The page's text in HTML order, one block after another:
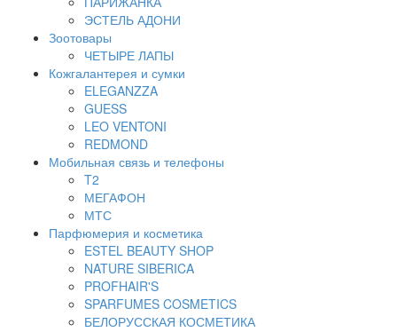
ЭСТЕЛЬ АДОНИ
Зоотовары
ЧЕТЫРЕ ЛАПЫ
Кожгалантерея и сумки
ELEGANZZA
GUESS
LEO VENTONI
REDMOND
Мобильная связь и телефоны
T2
МЕГАФОН
МТС
Парфюмерия и косметика
ESTEL BEAUTY SHOP
NATURE SIBERICA
PROFHAIR'S
SPARFUMES COSMETICS
БЕЛОРУССКАЯ КОСМЕТИКА